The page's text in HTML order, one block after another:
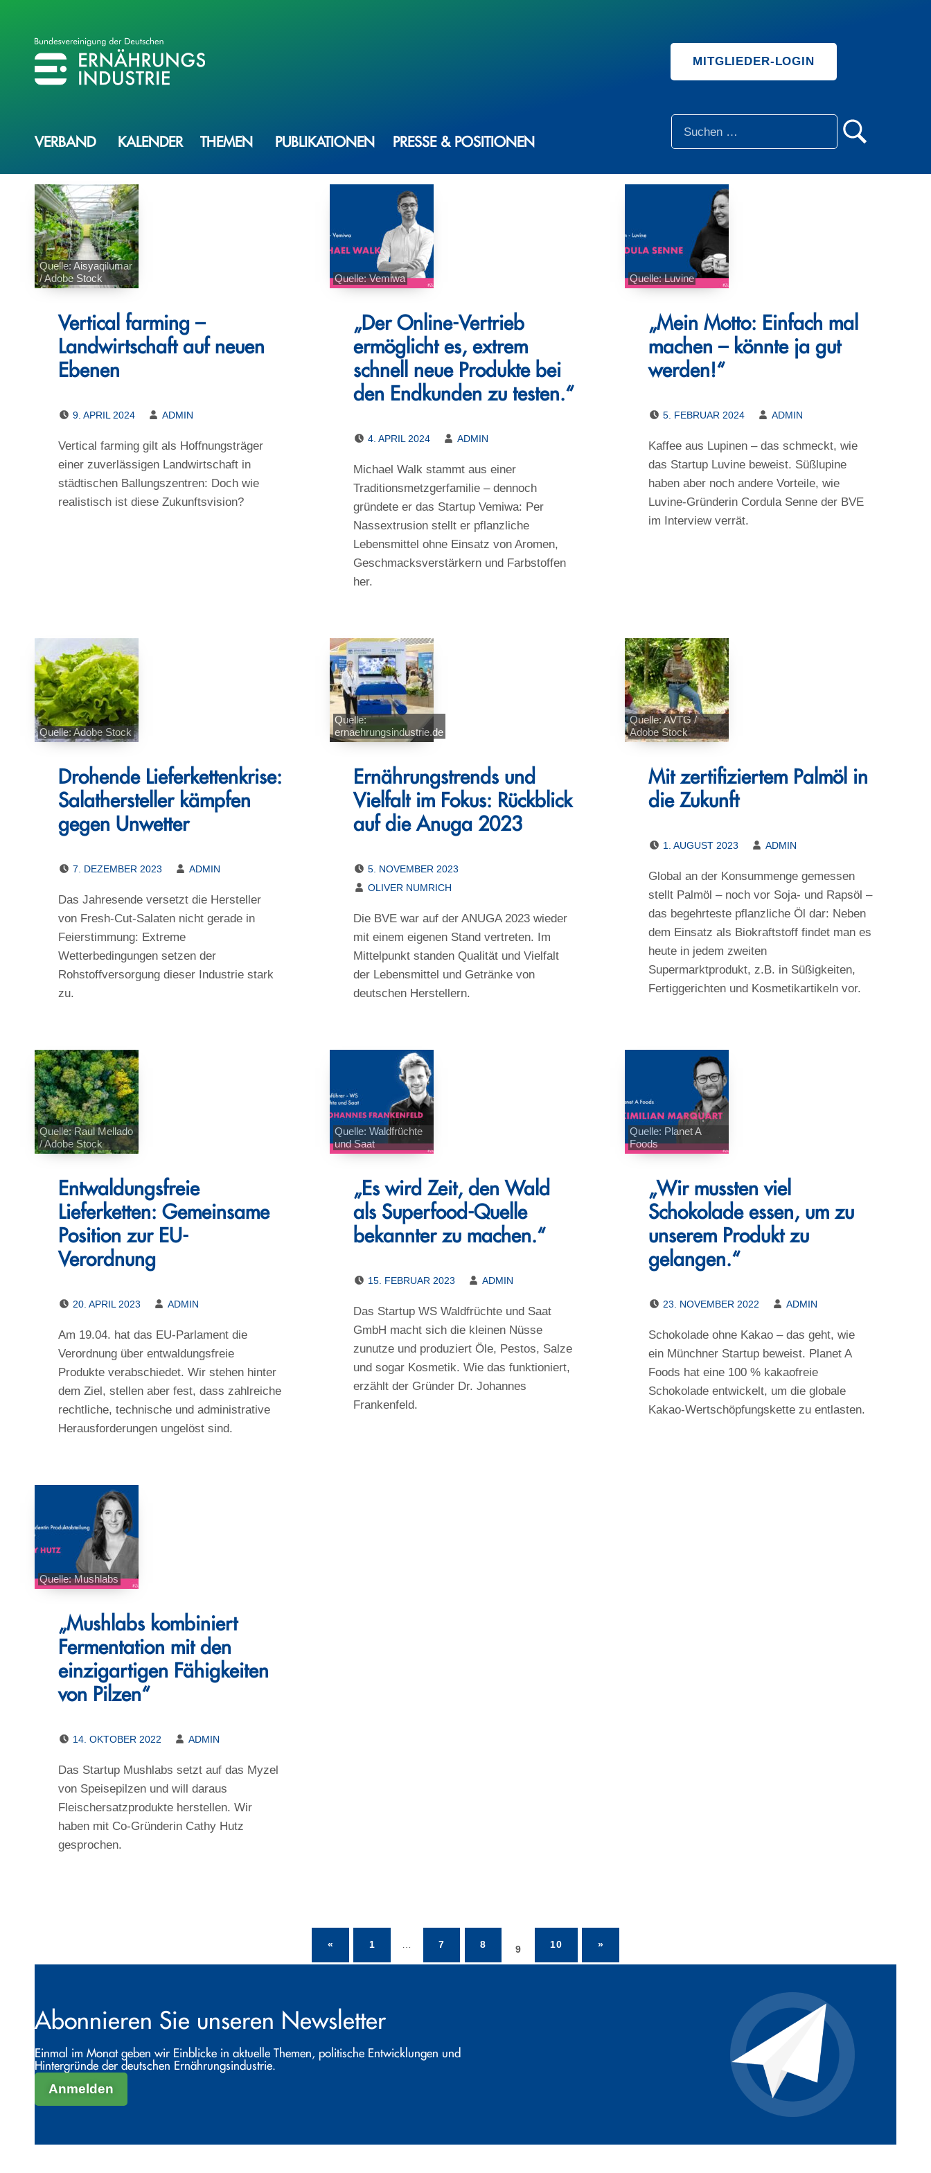
BVE
BUNDESVEREINIGUNG DER ERNÄHRUNGSINDUSTRIE MITGLIEDER-LOGIN
VERBAND KALENDER THEMEN PUBLIKATIONEN PRESSE & POSITIONEN
Quelle: Aisyaqilumar
/ Adobe Stock
Vertical farming –
Landwirtschaft auf neuen
Ebenen
9. APRIL 2024
ADMIN
Vertical farming gilt als Hoffnungsträger
einer zuverlässigen Landwirtschaft in
städtischen Ballungszentren: Doch wie
realistisch ist diese Zukunftsvision?
Quelle: Vemiwa
„Der Online-Vertrieb
ermöglicht es, extrem
schnell neue Produkte bei
den Endkunden zu testen.“
4. APRIL 2024
ADMIN
Michael Walk stammt aus einer
Traditionsmetzgerfamilie – dennoch
gründete er das Startup Vemiwa: Per
Nassextrusion stellt er pflanzliche
Lebensmittel ohne Einsatz von Aromen,
Geschmacksverstärkern und Farbstoffen
her.
Quelle: Luvine
„Mein Motto: Einfach mal
machen – könnte ja gut
werden!“
5. FEBRUAR 2024
ADMIN
Kaffee aus Lupinen – das schmeckt, wie
das Startup Luvine beweist. Süßlupine
haben aber noch andere Vorteile, wie
Luvine-Gründerin Cordula Senne der BVE
im Interview verrät.
Quelle: Adobe Stock
Drohende Lieferkettenkrise:
Salathersteller kämpfen
gegen Unwetter
7. DEZEMBER 2023
ADMIN
Das Jahresende versetzt die Hersteller
von Fresh-Cut-Salaten nicht gerade in
Feierstimmung: Extreme
Wetterbedingungen setzen der
Rohstoffversorgung dieser Industrie stark
zu.
Quelle:
ernaehrungsindustrie.de
Ernährungstrends und
Vielfalt im Fokus: Rückblick
auf die Anuga 2023
5. NOVEMBER 2023
OLIVER NUMRICH
Die BVE war auf der ANUGA 2023 wieder
mit einem eigenen Stand vertreten. Im
Mittelpunkt standen Qualität und Vielfalt
der Lebensmittel und Getränke von
deutschen Herstellern.
Quelle: AVTG /
Adobe Stock
Mit zertifiziertem Palmöl in
die Zukunft
1. AUGUST 2023
ADMIN
Global an der Konsummenge gemessen
stellt Palmöl – noch vor Soja- und Rapsöl –
das begehrteste pflanzliche Öl dar: Neben
dem Einsatz als Biokraftstoff findet man es
heute in jedem zweiten
Supermarktprodukt, z.B. in Süßigkeiten,
Fertiggerichten und Kosmetikartikeln vor.
Quelle: Raul Mellado
/ Adobe Stock
Entwaldungsfreie
Lieferketten: Gemeinsame
Position zur EU-
Verordnung
20. APRIL 2023
ADMIN
Am 19.04. hat das EU-Parlament die
Verordnung über entwaldungsfreie
Produkte verabschiedet. Wir stehen hinter
dem Ziel, stellen aber fest, dass zahlreiche
rechtliche, technische und administrative
Herausforderungen ungelöst sind.
Quelle: Waldfrüchte
und Saat
„Es wird Zeit, den Wald
als Superfood-Quelle
bekannter zu machen.“
15. FEBRUAR 2023
ADMIN
Das Startup WS Waldfrüchte und Saat
GmbH macht sich die kleinen Nüsse
zunutze und produziert Öle, Pestos, Salze
und sogar Kosmetik. Wie das funktioniert,
erzählt der Gründer Dr. Johannes
Frankenfeld.
Quelle: Planet A
Foods
„Wir mussten viel
Schokolade essen, um zu
unserem Produkt zu
gelangen.“
23. NOVEMBER 2022
ADMIN
Schokolade ohne Kakao – das geht, wie
ein Münchner Startup beweist. Planet A
Foods hat eine 100 % kakaofreie
Schokolade entwickelt, um die globale
Kakao-Wertschöpfungskette zu entlasten.
Quelle: Mushlabs
„Mushlabs kombiniert
Fermentation mit den
einzigartigen Fähigkeiten
von Pilzen“
14. OKTOBER 2022
ADMIN
Das Startup Mushlabs setzt auf das Myzel
von Speisepilzen und will daraus
Fleischersatzprodukte herstellen. Wir
haben mit Co-Gründerin Cathy Hutz
gesprochen.
« 1 … 7 8 9 10 »
Abonnieren Sie unseren Newsletter
Einmal im Monat geben wir Einblicke in aktuelle Themen, politische Entwicklungen und
Hintergründe der deutschen Ernährungsindustrie.
Anmelden